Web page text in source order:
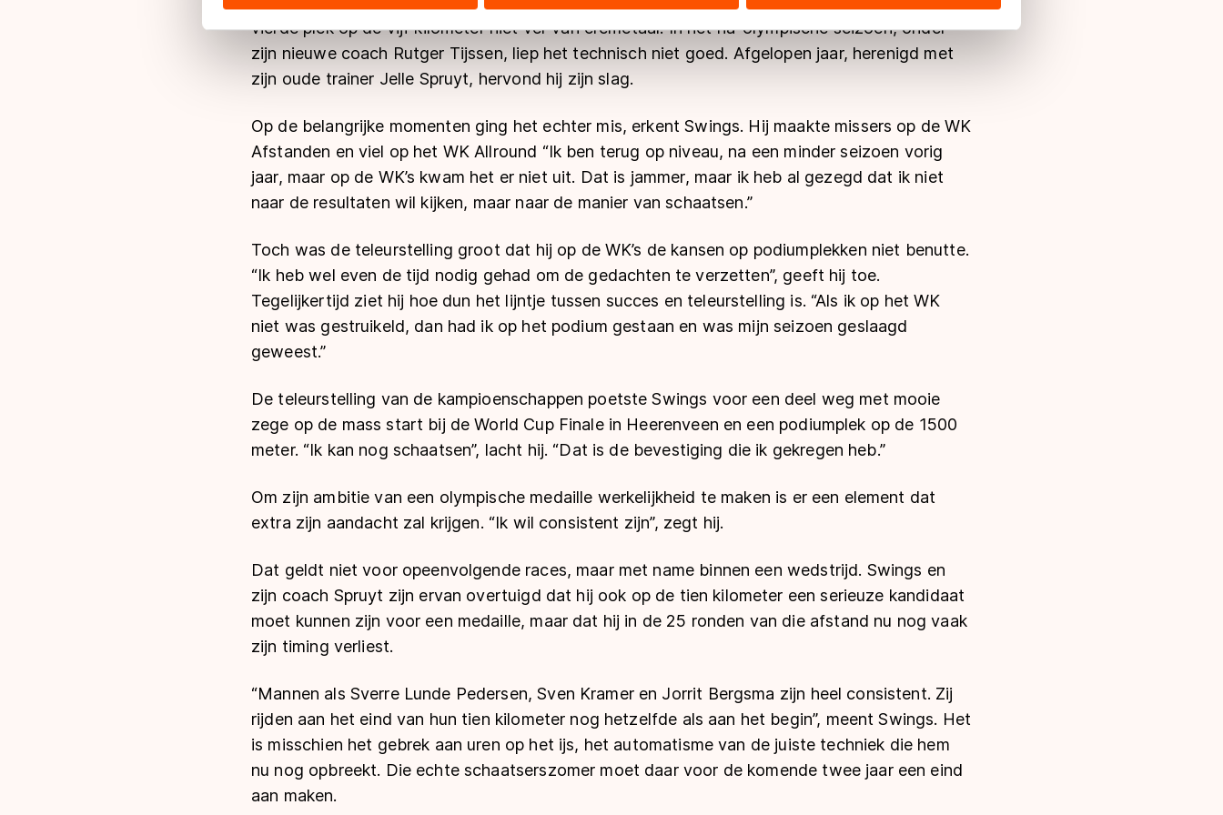
hun services. Sommige partners kunnen gegevens doorgeven aan landen buiten de EU, zoals de VS, waar mogelijk geen
adequaat beschermingsniveau geldt volgens de GDPR. Door op ‘Toestaan’ te klikken, stemt u in met deze overdracht.
Meer informatie vindt u in onscookiebeleid.
vierde plek op de vijf kilometer niet ver van eremetaal. In het na-olympische seizoen, onder
zijn nieuwe coach Rutger Tijssen, liep het technisch niet goed. Afgelopen jaar, herenigd met
zijn oude trainer Jelle Spruyt, hervond hij zijn slag.
Op de belangrijke momenten ging het echter mis, erkent Swings. Hij maakte missers op de WK
Afstanden en viel op het WK Allround “Ik ben terug op niveau, na een minder seizoen vorig
jaar, maar op de WK’s kwam het er niet uit. Dat is jammer, maar ik heb al gezegd dat ik niet
naar de resultaten wil kijken, maar naar de manier van schaatsen.”
Toch was de teleurstelling groot dat hij op de WK’s de kansen op podiumplekken niet benutte.
“Ik heb wel even de tijd nodig gehad om de gedachten te verzetten”, geeft hij toe.
Tegelijkertijd ziet hij hoe dun het lijntje tussen succes en teleurstelling is. “Als ik op het WK
niet was gestruikeld, dan had ik op het podium gestaan en was mijn seizoen geslaagd
geweest.”
De teleurstelling van de kampioenschappen poetste Swings voor een deel weg met mooie
zege op de mass start bij de World Cup Finale in Heerenveen en een podiumplek op de 1500
meter. “Ik kan nog schaatsen”, lacht hij. “Dat is de bevestiging die ik gekregen heb.”
Om zijn ambitie van een olympische medaille werkelijkheid te maken is er een element dat
extra zijn aandacht zal krijgen. “Ik wil consistent zijn”, zegt hij.
Dat geldt niet voor opeenvolgende races, maar met name binnen een wedstrijd. Swings en
zijn coach Spruyt zijn ervan overtuigd dat hij ook op de tien kilometer een serieuze kandidaat
moet kunnen zijn voor een medaille, maar dat hij in de 25 ronden van die afstand nu nog vaak
zijn timing verliest.
“Mannen als Sverre Lunde Pedersen, Sven Kramer en Jorrit Bergsma zijn heel consistent. Zij
rijden aan het eind van hun tien kilometer nog hetzelfde als aan het begin”, meent Swings. Het
is misschien het gebrek aan uren op het ijs, het automatisme van de juiste techniek die hem
nu nog opbreekt. Die echte schaatserszomer moet daar voor de komende twee jaar een eind
aan maken.